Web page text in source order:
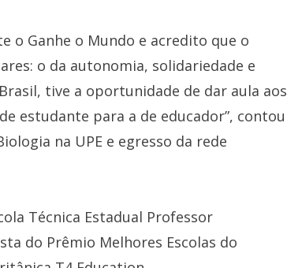
o Ganhe o Mundo e acredito que o
o da autonomia, solidariedade e
tive a oportunidade de dar aula aos
estudante para a de educador”, contou
na UPE e egresso da rede
Técnica Estadual Professor
do Prêmio Melhores Escolas do